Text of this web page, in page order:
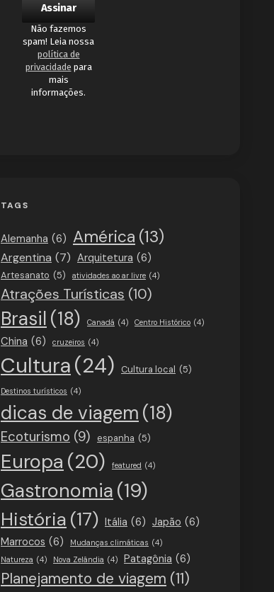
Não fazemos
spam! Leia nossa
política de
privacidade para
mais
informações.
TAGS
Alemanha (6) América (13)
Argentina (7) Arquitetura (6)
Artesanato (5) atividades ao ar livre (4)
Atrações Turísticas (10)
Brasil (18) Canadá (4) Centro Histórico (4)
China (6) cruzeiros (4)
Cultura(24) Cultura local (5)
Destinos turísticos (4)
dicas de viagem (18)
Ecoturismo (9) espanha (5)
Europa (20) featured (4)
Gastronomia (19)
História (17) Itália (6) Japão (6)
Marrocos (6) Mudanças climáticas (4)
Natureza (4) Nova Zelândia (4) Patagônia (6)
Planejamento de viagem (11)